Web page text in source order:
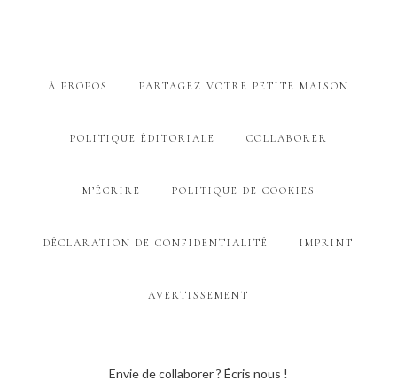
À PROPOS PARTAGEZ VOTRE PETITE MAISON
POLITIQUE ÉDITORIALE COLLABORER
M’ÉCRIRE POLITIQUE DE COOKIES
DÉCLARATION DE CONFIDENTIALITÉ IMPRINT
AVERTISSEMENT
Envie de collaborer ? Écris nous !